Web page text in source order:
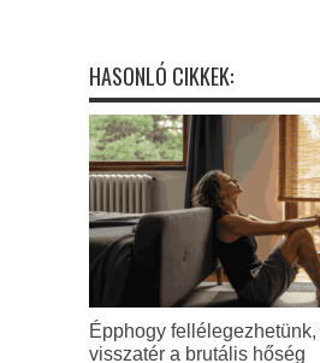
HASONLÓ CIKKEK:
Épphogy
visszatér a brutális hőség